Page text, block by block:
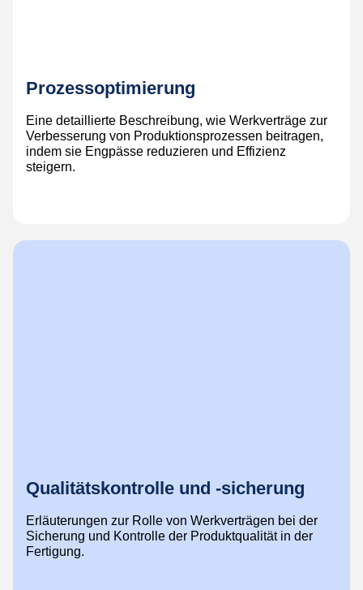
Prozessoptimierung
Eine detaillierte Beschreibung, wie Werkverträge zur
Verbesserung von Produktionsprozessen beitragen,
indem sie Engpässe reduzieren und Effizienz
steigern.
Qualitätskontrolle und -sicherung
Erläuterungen zur Rolle von Werkverträgen bei der
Sicherung und Kontrolle der Produktqualität in der
Fertigung.